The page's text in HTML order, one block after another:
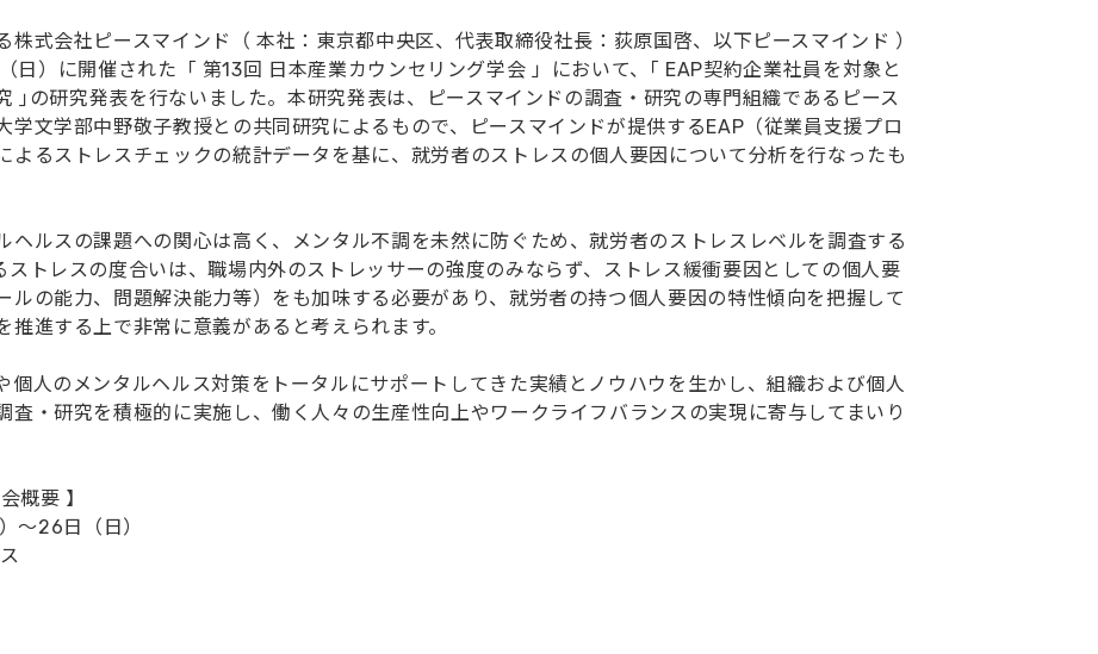
式会社ピースマインド（ 本社：東京都中央区、代表取締役社長：荻原国啓、以下ピースマインド ）
）に開催された「 第13回 日本産業カウンセリング学会 」において、｢ EAP契約企業社員を対象と
｣の研究発表を行ないました。本研究発表は、ピースマインドの調査・研究の専門組織であるピース
学文学部中野敬子教授との共同研究によるもので、ピースマインドが提供するEAP（従業員支援プロ
よるストレスチェックの統計データを基に、就労者のストレスの個人要因について分析を行なったも
ルスの課題への関心は高く、メンタル不調を未然に防ぐため、就労者のストレスレベルを調査する
ストレスの度合いは、職場内外のストレッサーの強度のみならず、ストレス緩衝要因としての個人要
ルの能力、問題解決能力等）をも加味する必要があり、就労者の持つ個人要因の特性傾向を把握して
進する上で非常に意義があると考えられます。
人のメンタルヘルス対策をトータルにサポートしてきた実績とノウハウを生かし、組織および個人
査・研究を積極的に実施し、働く人々の生産性向上やワークライフバランスの実現に寄与してまいり
概要 】
26日（日）